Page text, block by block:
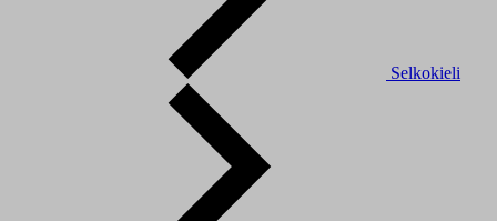
Selkokieli